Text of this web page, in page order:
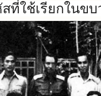
ที่ใช้เรียกในข